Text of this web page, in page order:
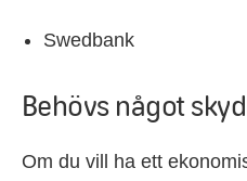
Swedbank
Behövs något
Om du vill ha ett